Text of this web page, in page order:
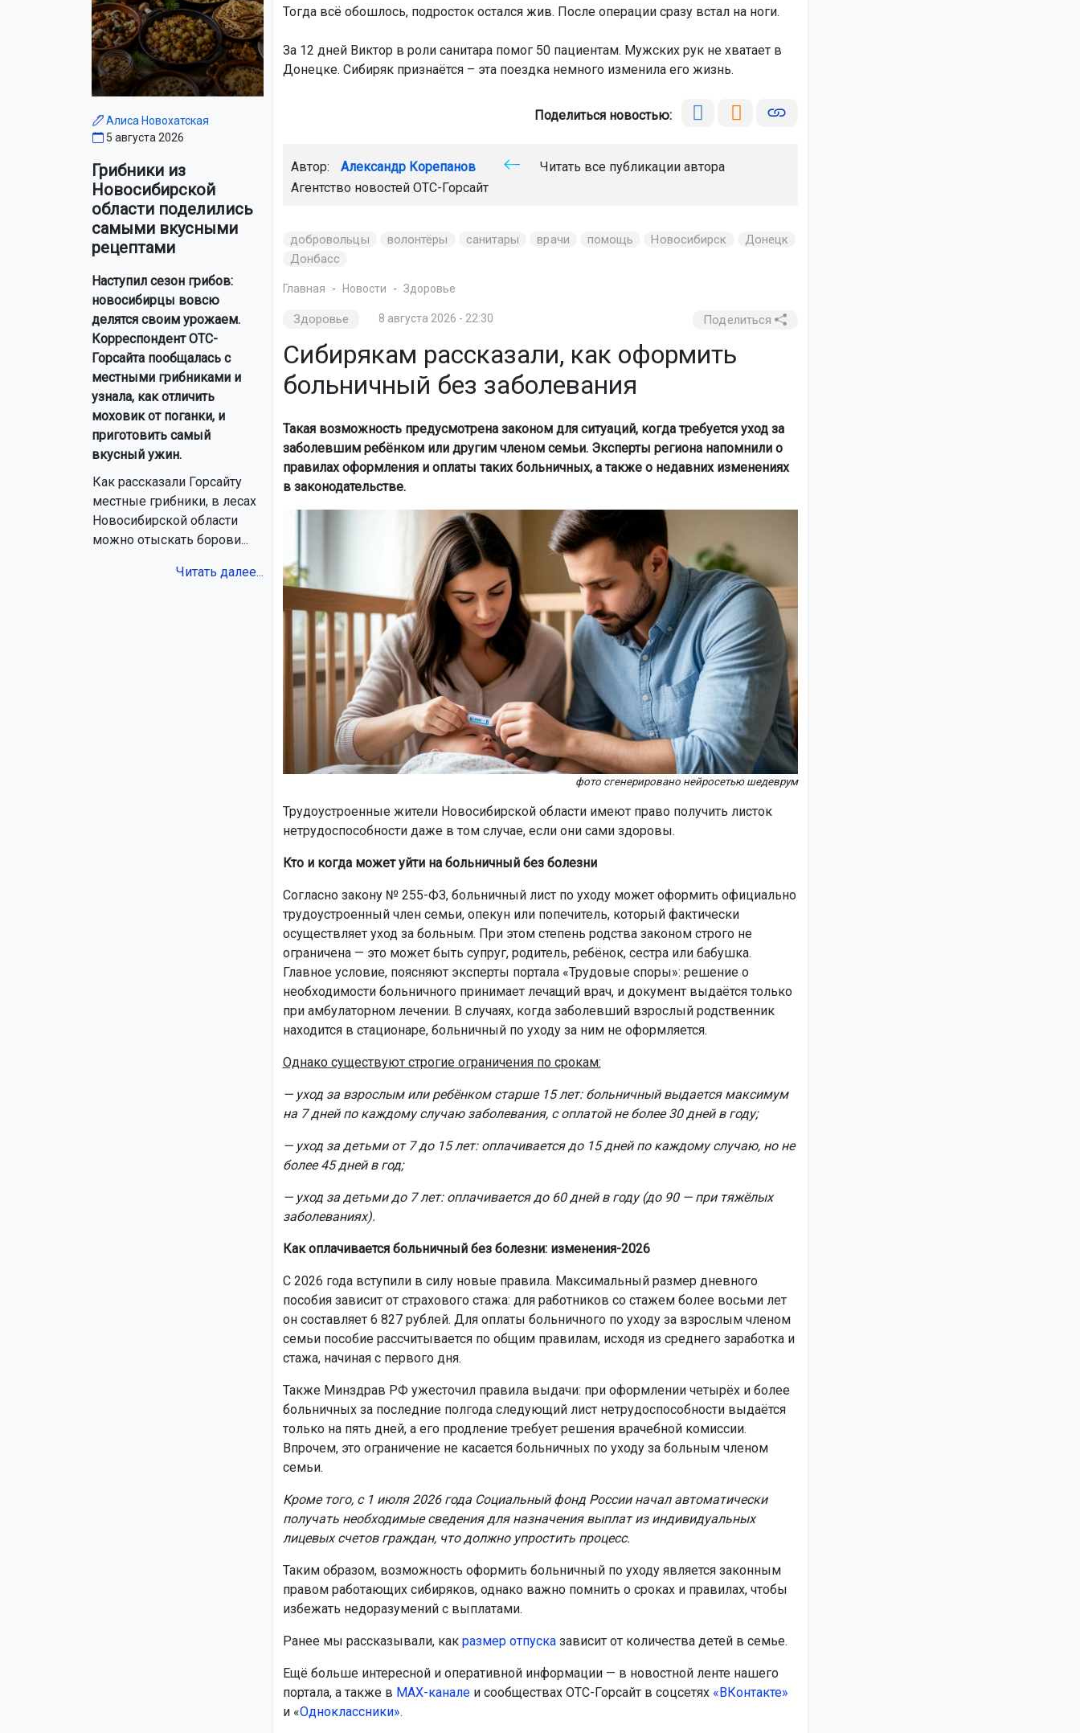
Алиса Новохатская
5 августа 2026
Грибники из
Новосибирской
области поделились
самыми вкусными
рецептами
Наступил сезон грибов:
новосибирцы вовсю
делятся своим урожаем.
Корреспондент ОТС-
Горсайта пообщалась с
местными грибниками и
узнала, как отличить
моховик от поганки, и
приготовить самый
вкусный ужин.
Как рассказали Горсайту
местные грибники, в лесах
Новосибирской области
можно отыскать борови...
Читать далее...
Тогда всё обошлось, подросток остался жив. После операции сразу встал на ноги.
За 12 дней Виктор в роли санитара помог 50 пациентам. Мужских рук не хватает в
Донецке. Сибиряк признаётся – эта поездка немного изменила его жизнь.
Поделиться новостью:
Автор: Александр Корепанов
Читать все публикации автора
Агентство новостей ОТС-Горсайт
добровольцы волонтёры санитары врачи помощь Новосибирск
Донецк
Донбасс
Главная Новости Здоровье
Здоровье 8 августа 2026 - 22:30 Поделиться
Сибирякам рассказали, как оформить
больничный без заболевания
Такая возможность предусмотрена законом для ситуаций, когда требуется уход за
заболевшим ребёнком или другим членом семьи. Эксперты региона напомнили о
правилах оформления и оплаты таких больничных, а также о недавних изменениях
в законодательстве.
фото сгенерировано нейросетью шедеврум
Трудоустроенные жители Новосибирской области имеют право получить листок
нетрудоспособности даже в том случае, если они сами здоровы.
Кто и когда может уйти на больничный без болезни
Согласно закону № 255-ФЗ, больничный лист по уходу может оформить официально
трудоустроенный член семьи, опекун или попечитель, который фактически
осуществляет уход за больным. При этом степень родства законом строго не
ограничена — это может быть супруг, родитель, ребёнок, сестра или бабушка.
Главное условие, поясняют эксперты портала «Трудовые споры»: решение о
необходимости больничного принимает лечащий врач, и документ выдаётся только
при амбулаторном лечении. В случаях, когда заболевший взрослый родственник
находится в стационаре, больничный по уходу за ним не оформляется.
Однако существуют строгие ограничения по срокам:
— уход за взрослым или ребёнком старше 15 лет: больничный выдается максимум
на 7 дней по каждому случаю заболевания, с оплатой не более 30 дней в году;
— уход за детьми от 7 до 15 лет: оплачивается до 15 дней по каждому случаю, но не
более 45 дней в год;
— уход за детьми до 7 лет: оплачивается до 60 дней в году (до 90 — при тяжёлых
заболеваниях).
Как оплачивается больничный без болезни: изменения-2026
С 2026 года вступили в силу новые правила. Максимальный размер дневного
пособия зависит от страхового стажа: для работников со стажем более восьми лет
он составляет 6 827 рублей. Для оплаты больничного по уходу за взрослым членом
семьи пособие рассчитывается по общим правилам, исходя из среднего заработка и
стажа, начиная с первого дня.
Также Минздрав РФ ужесточил правила выдачи: при оформлении четырёх и более
больничных за последние полгода следующий лист нетрудоспособности выдаётся
только на пять дней, а его продление требует решения врачебной комиссии.
Впрочем, это ограничение не касается больничных по уходу за больным членом
семьи.
Кроме того, с 1 июля 2026 года Социальный фонд России начал автоматически
получать необходимые сведения для назначения выплат из индивидуальных
лицевых счетов граждан, что должно упростить процесс.
Таким образом, возможность оформить больничный по уходу является законным
правом работающих сибиряков, однако важно помнить о сроках и правилах, чтобы
избежать недоразумений с выплатами.
Ранее мы рассказывали, как размер отпусказависит от количества детей в семье.
Ещё больше интересной и оперативной информации — в новостной ленте нашего
портала, а также в МАХ-каналеи сообществах ОТС-Горсайт в соцсетях «ВКонтакте»
и «Одноклассники».